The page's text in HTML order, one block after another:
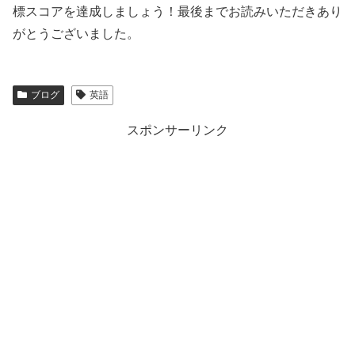
標スコアを達成しましょう！最後までお読みいただきあり
がとうございました。
ブログ 英語
スポンサーリンク